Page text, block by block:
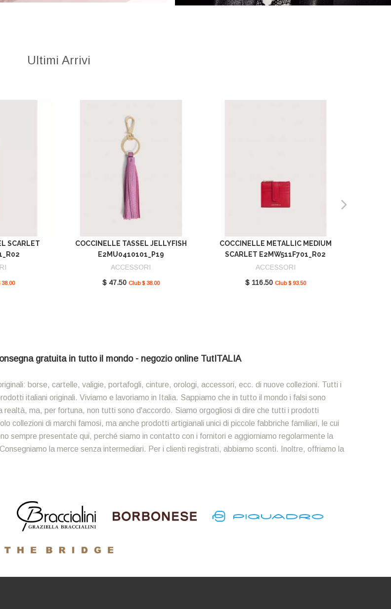
Ultimi Arrivi
SCARLET
38.00
COCCINELLE TASSEL JELLYFISH
E2MU0410101_P19
ACCESSORI
$ 47.50 Club $ 38.00
COCCINELLE METALLIC MEDIUM
SCARLET E2MW511F701_R02
ACCESSORI
$ 116.50 Club $ 93.50
gratuita in tutto il mondo - negozio online TutITALIA
borse, cartelle, valigie, portafogli, cinture, orologi, accessori, ecc. di nuove collezioni. Tutti i
italiani originali. Viviamo e lavoriamo in Italia. Sappiamo che in tutto il mondo i falsi sono
realtà, ma, per fortuna, non tutti sono d'accordo. Siamo orgogliosi di dire che tutti i prodotti
collezioni di marchi famosi, ma anche prodotti artigianali unici di piccole fabbriche familiari, le cui
sempre presentate qui, perché siamo in contatto con i fornitori e aggiorniamo regolarmente la
la merce senza intermediari. Per i clienti registrati, abbiamo sconti. Inoltre, offriamo la